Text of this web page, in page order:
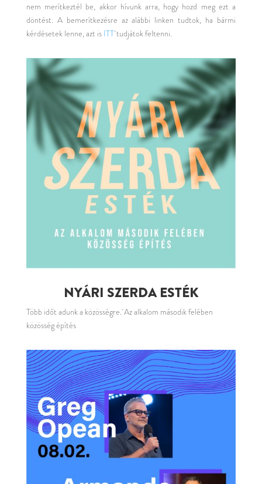
nem merítkeztél be, akkor hívunk arra, hogy hozd meg ezt a
döntést. A bemerítkezésre az alábbi linken tudtok, ha bármi
kérdésetek lenne, azt is ITTtudjátok feltenni.
NYÁRI SZERDA ESTÉK
Több időt adunk a közösségre. Az alkalom második felében
közösség építés